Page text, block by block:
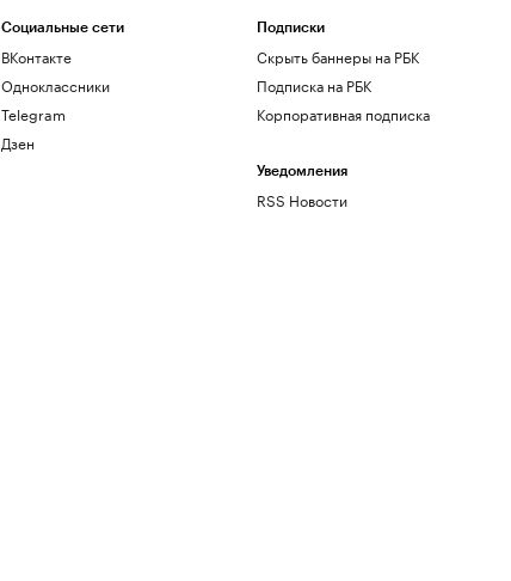
Социальные сети
ВКонтакте
Одноклассники
Telegram
Дзен
Подписки
Скрыть баннеры на РБК
Подписка на РБК
Корпоративная подписка
Уведомления
RSS Новости